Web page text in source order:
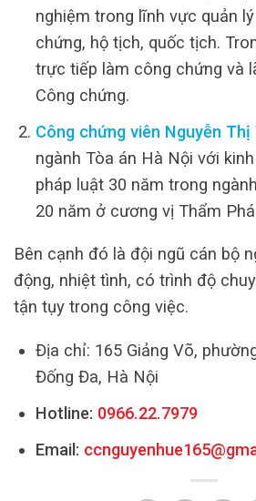
nghiệm trong lĩnh vực quản
chứng, hộ tịch, quốc tịch.
trực tiếp làm công chứng và
Công chứng.
Công chứng viên Nguyễn Thị
ngành Tòa án Hà Nội với
pháp luật 30 năm trong
20 năm ở cương vị Thẩm
Bên cạnh đó là đội ngũ cán bộ
động, nhiệt tình, có trình độ
tận tụy trong công việc.
Địa chỉ: 165 Giảng Võ,
Đống Đa, Hà Nội
Hotline: 0966.22.7979
Email: